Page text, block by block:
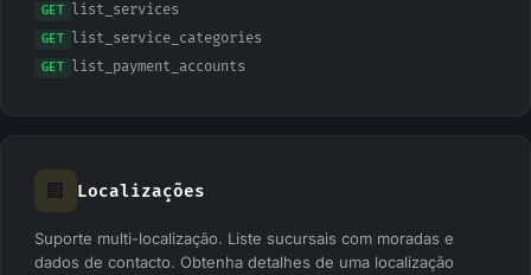
GET list_services
GET list_service_categories
GET list_payment_accounts
🏢 Localizações
Suporte multi-localização. Liste sucursais com moradas e
dados de contacto. Obtenha detalhes de uma localização